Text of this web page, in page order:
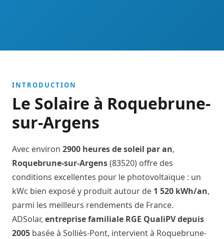
INTRODUCTION
Le Solaire à Roquebrune-
sur-Argens
Avec environ 2900 heures de soleil par an,
Roquebrune-sur-Argens(83520) offre des
conditions excellentes pour le photovoltaïque : un
kWc bien exposé y produit autour de 1 520 kWh/an,
parmi les meilleurs rendements de France.
ADSolar, entreprise familiale RGE QualiPV depuis
2005 basée à Solliès-Pont, intervient à Roquebrune-